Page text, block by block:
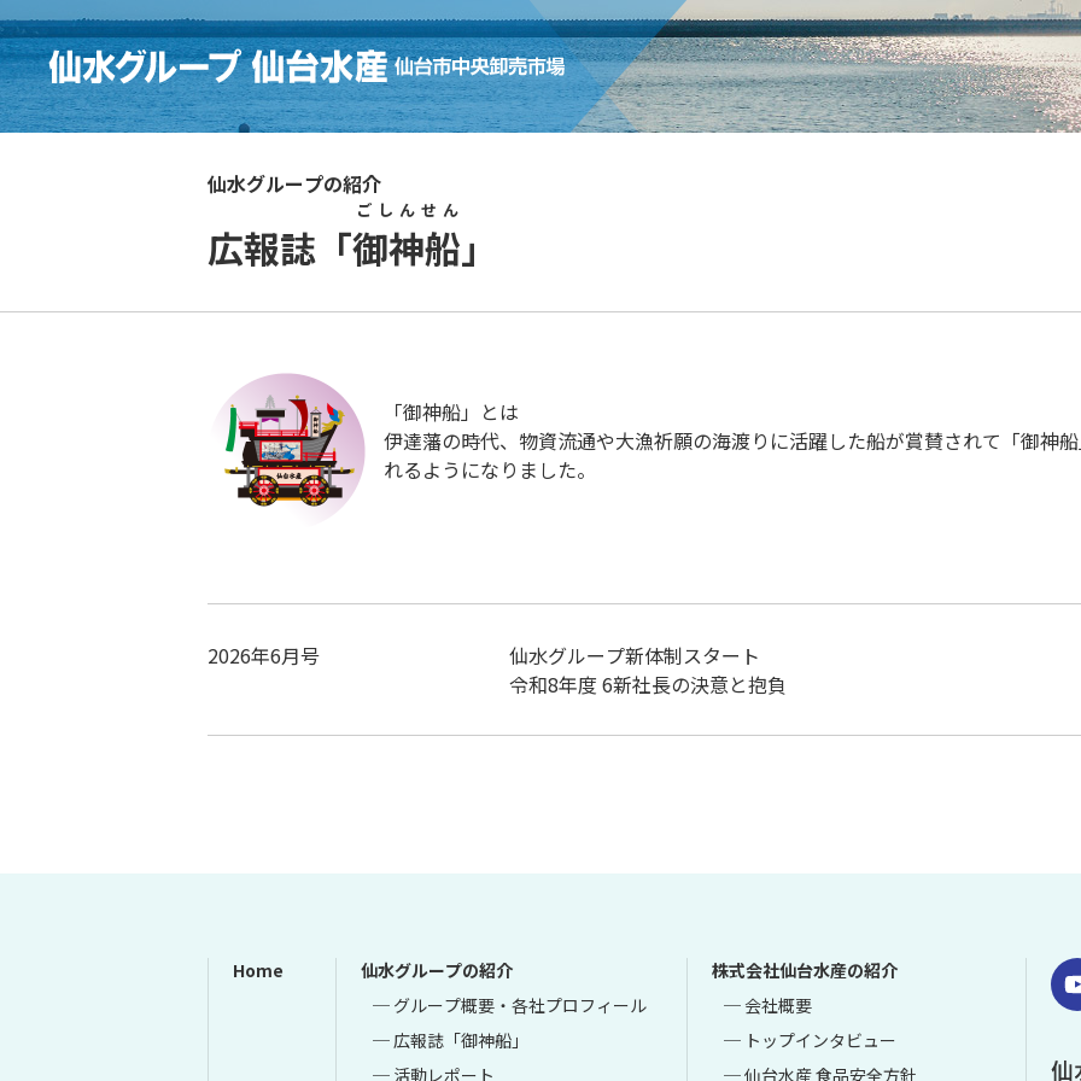
仙水グループの紹介
広報誌「御神船
ごしんせん
」
「御神船」とは
伊達藩の時代、物資流通や大漁祈願の海渡りに活躍した船が賞賛されて「御神
れるようになりました。
2026年6月号
仙水グループ新体制スタート
令和8年度 6新社長の決意と抱負
Home
仙水グループの紹介
─ グループ概要・各社プロフィール
─ 広報誌「御神船」
─ 活動レポート
株式会社仙台水産の紹介
─ 会社概要
─ トップインタビュー
─ 仙台水産 食品安全方針